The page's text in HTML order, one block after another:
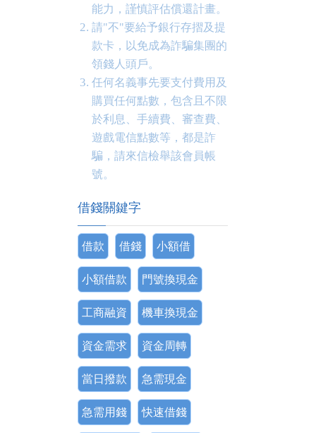
能力，謹慎評估償還計畫。
請"不"要給予銀行存摺及提
款卡，以免成為詐騙集團的
領錢人頭戶。
任何名義事先要支付費用及
購買任何點數，包含且不限
於利息、手續費、審查費、
遊戲電信點數等，都是詐
騙，請來信檢舉該會員帳
號。
借錢關鍵字
借款 借錢 小額借
小額借款 門號換現金
工商融資 機車換現金
資金需求 資金周轉
當日撥款 急需現金
急需用錢 快速借錢